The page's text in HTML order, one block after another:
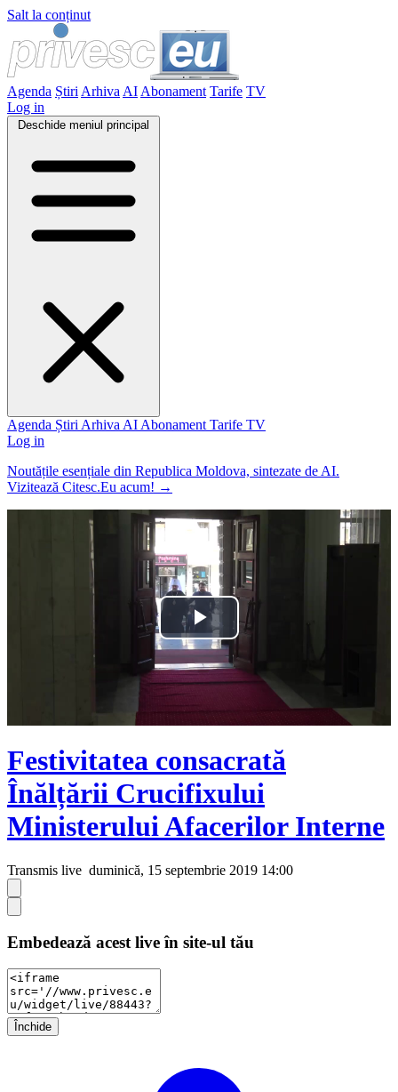
Salt la conținut
Agenda Știri Arhiva AI Abonament Tarife TV
Log in
Deschide meniul principal
Agenda Știri Arhiva AI Abonament Tarife TV
Log in
Noutățile esențiale din Republica Moldova, sintezate de AI.
Vizitează Citesc.Eu acum! →
Play
Video
Festivitatea consacrată
Înălțării Crucifixului
Ministerului Afacerilor Interne
Transmis live duminică, 15 septembrie 2019 14:00
Embedează acest live în site-ul tău
Închide